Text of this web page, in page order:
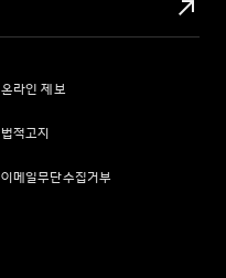
온라인 제보
법적고지
이메일무단수집거부